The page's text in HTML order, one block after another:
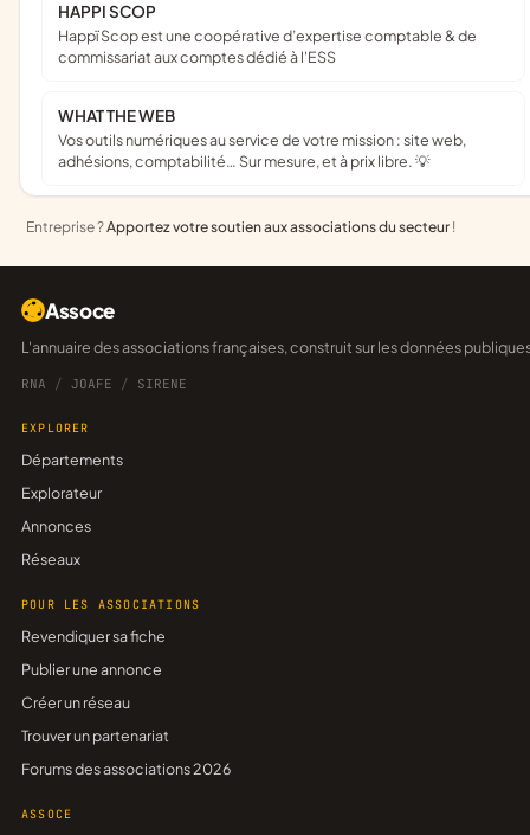
HAPPI SCOP
Happï Scop est une coopérative d’expertise comptable & de
commissariat aux comptes dédié à l'ESS
WHAT THE WEB
Vos outils numériques au service de votre mission : site web,
adhésions, comptabilité… Sur mesure, et à prix libre. 💡
Entreprise ?Apportez votre soutien aux associations du secteur !
Assoce
L'annuaire des associations françaises, construit sur les données
RNA / JOAFE / SIRENE
EXPLORER
Départements
Explorateur
Annonces
Réseaux
POUR LES ASSOCIATIONS
Revendiquer sa fiche
Publier une annonce
Créer un réseau
Trouver un partenariat
Forums des associations 2026
ASSOCE